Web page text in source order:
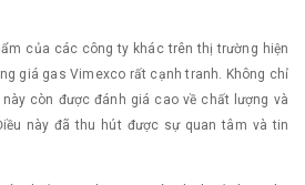
của các công ty khác trên thị trường hiện
giá gas Vimexco rất cạnh tranh. Không chỉ
còn được đánh giá cao về chất lượng và
này đã thu hút được sự quan tâm và tin